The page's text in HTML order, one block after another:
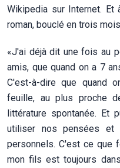
Wikipedia sur Internet.
roman, bouclé en trois
«J'ai déjà dit une fois au
amis, que quand on a 7
C'est-à-dire que quand
feuille, au plus proche
littérature spontanée. Et
utiliser nos pensées
personnels. C'est ce que
mon fils est toujours